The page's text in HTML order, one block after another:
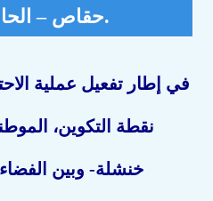
حقاص – الحامة المدينة.
في إطار تفعيل عملية
نقطة التكوين،
خنشلة- وبين